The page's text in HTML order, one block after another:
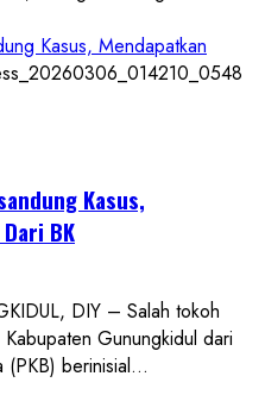
Kasus, Mendapatkan
Kasus,
BK
DIY – Salah tokoh
Gunungkidul dari
(PKB) berinisial...